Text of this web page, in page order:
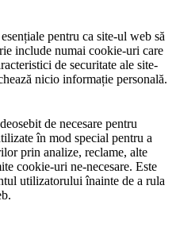
pentru ca site-ul web să
include numai cookie-uri care
de securitate ale site-
nicio informație personală.
de necesare pentru
în mod special pentru a
prin analize, reclame, alte
cookie-uri ne-necesare. Este
utilizatorului înainte de a rula